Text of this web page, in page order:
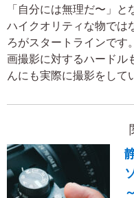
「自分には無理だ〜」
ハイクオリティな物では
ろがスタートラインです
画撮影に対するハードル
んにも実際に撮影をして